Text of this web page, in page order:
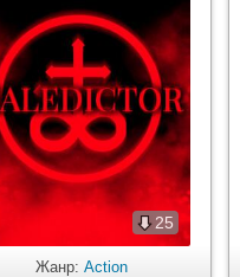
25
Жанр:Action